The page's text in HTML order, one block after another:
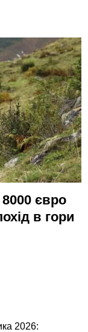
євро
в гори
2026: